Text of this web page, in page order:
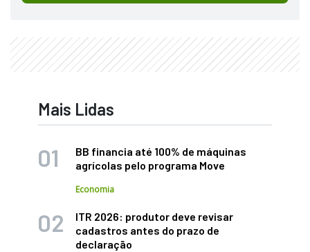
Mais Lidas
BB financia até 100% de máquinas
agrícolas pelo programa Move
Economia
ITR 2026: produtor deve revisar
cadastros antes do prazo de
declaração